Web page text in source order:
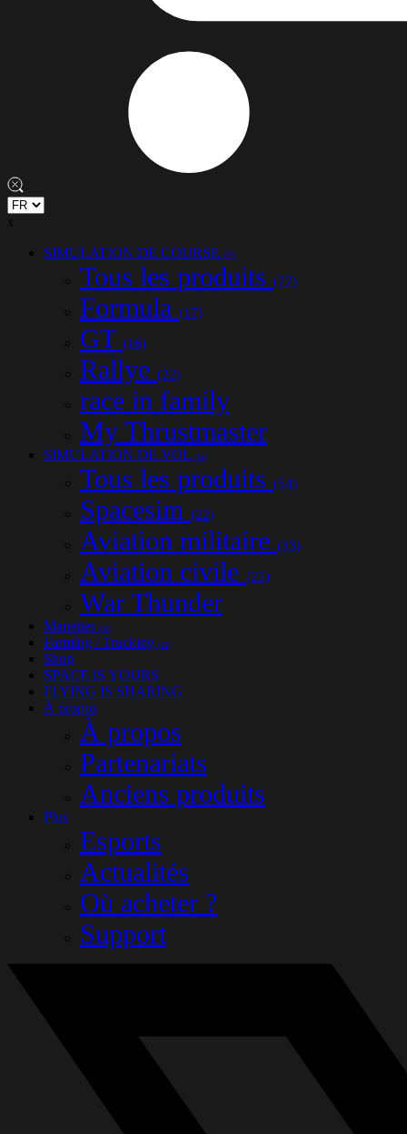
x
SIMULATION DE COURSE (77)
Tous les produits (77)
Formula (17)
GT (16)
Rallye (22)
race in family
My Thrustmaster
SIMULATION DE VOL (54)
Tous les produits (54)
Spacesim (22)
Aviation militaire (33)
Aviation civile (25)
War Thunder
Manettes (31)
Farming / Trucking (13)
Shop
SPACE IS YOURS
FLYING IS SHARING
À propos
À propos
Partenariats
Anciens produits
Plus
Esports
Actualités
Où acheter ?
Support